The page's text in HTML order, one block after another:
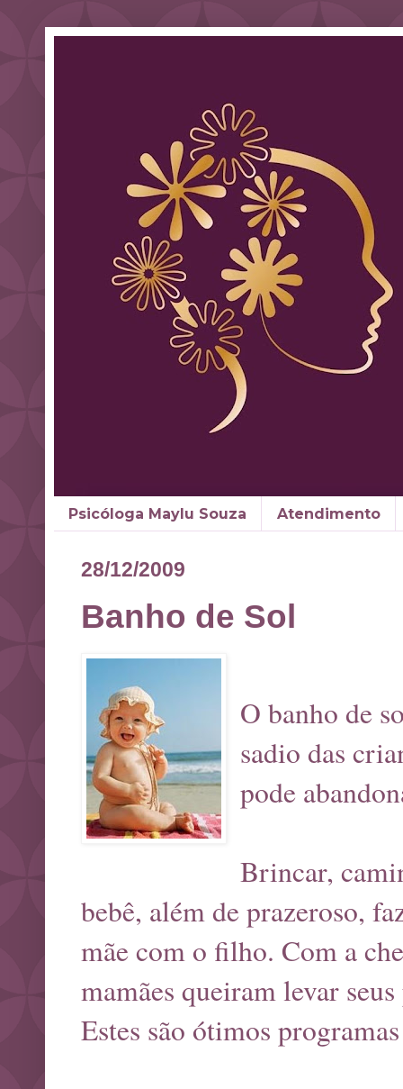
Psicóloga Maylu Souza Atendimento
28/12/2009
Banho de Sol
O banho de
sadio das
pode
Brincar,
bebê, além de prazeroso,
mãe com o filho. Com a
mamães queiram levar
Estes são ótimos